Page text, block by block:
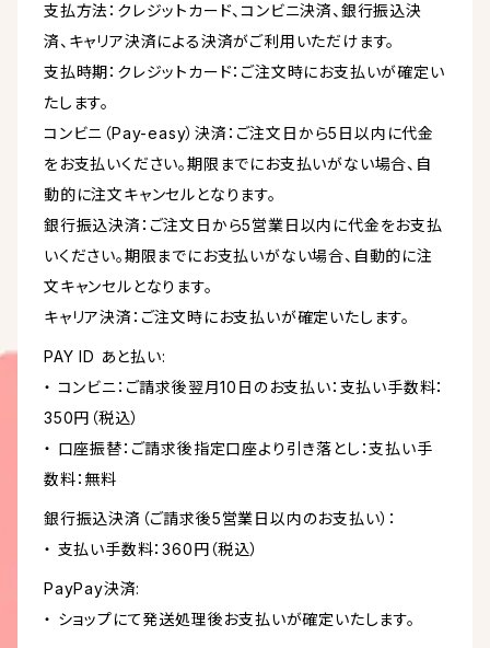
支払方法：クレジットカード、コンビニ決済、銀行振込決
済、キャリア決済による決済がご利用いただけます。
支払時期：クレジットカード：ご注文時にお支払いが確定い
たします。
コンビニ（Pay-easy）決済：ご注文日から5日以内に代金
をお支払いください。期限までにお支払いがない場合、自
動的に注文キャンセルとなります。
銀行振込決済：ご注文日から5営業日以内に代金をお支払
いください。期限までにお支払いがない場合、自動的に注
文キャンセルとなります。
キャリア決済：ご注文時にお支払いが確定いたします。
PAY ID あと払い:
・ コンビニ：ご請求後翌月10日のお支払い：支払い手数料：
350円（税込）
・ 口座振替：ご請求後指定口座より引き落とし：支払い手
数料：無料
銀行振込決済（ご請求後5営業日以内のお支払い）：
・ 支払い手数料：360円（税込）
PayPay決済:
・ ショップにて発送処理後お支払いが確定いたします。